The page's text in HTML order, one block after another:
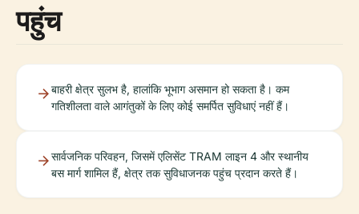
पहुंच
बाहरी क्षेत्र सुलभ है, हालांकि भूभाग असमान हो सकता है। कम
गतिशीलता वाले आगंतुकों के लिए कोई समर्पित सुविधाएं नहीं हैं।
सार्वजनिक परिवहन, जिसमें एलिसेंट TRAM लाइन 4 और स्थानीय
बस मार्ग शामिल हैं, क्षेत्र तक सुविधाजनक पहुंच प्रदान करते हैं।